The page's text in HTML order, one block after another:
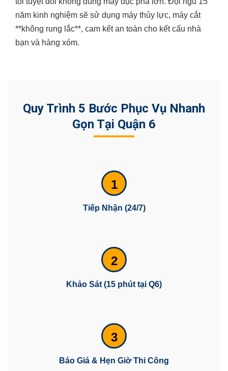
năm kinh nghiệm sẽ sử dụng máy thủy lực, máy cắt
**không rung lắc**, cam kết an toàn cho kết cấu nhà
bạn và hàng xóm.
Quy Trình 5 Bước Phục Vụ Nhanh
Gọn Tại Quận 6
1
Tiếp Nhận (24/7)
2
Khảo Sát (15 phút tại Q6)
3
Báo Giá & Hẹn Giờ Thi Công